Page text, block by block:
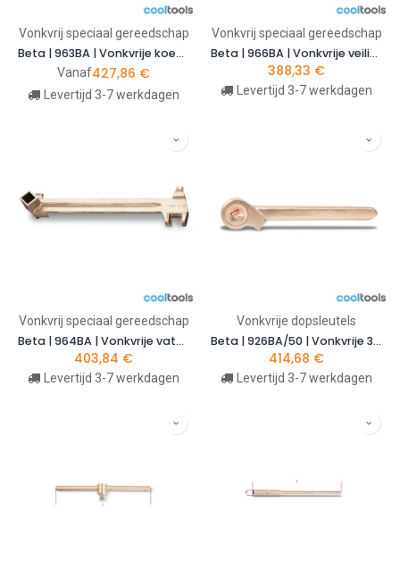
Vonkvrij speciaal gereedschap
Beta | 963BA | Vonkvrije koevoeten met spitse en platte gebogen uiteinden
Vanaf427,86 €
Levertijd 3-7 werkdagen
Vonkvrij speciaal gereedschap
Beta | 966BA | Vonkvrije veiligheidsklepsleutel | 009660801
388,33 €
Levertijd 3-7 werkdagen
Vonkvrij speciaal gereedschap
Beta | 964BA | Vonkvrije vatensleutel | 009640801
403,84 €
Levertijd 3-7 werkdagen
Vonkvrije dopsleutels
Beta | 926BA/50 | Vonkvrije 3/4" doorsteek-ratel | 009260880
414,68 €
Levertijd 3-7 werkdagen